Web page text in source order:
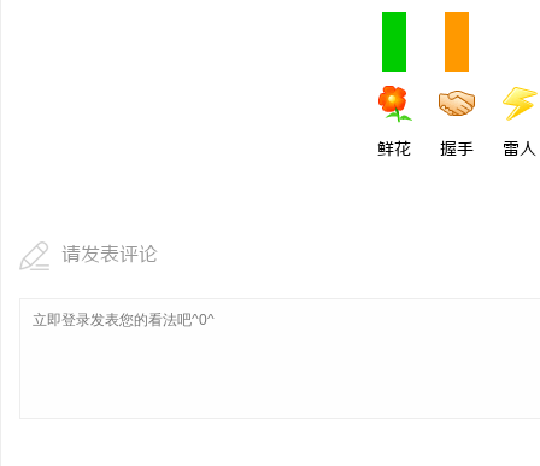
鲜花 握手 雷人
请发表评论